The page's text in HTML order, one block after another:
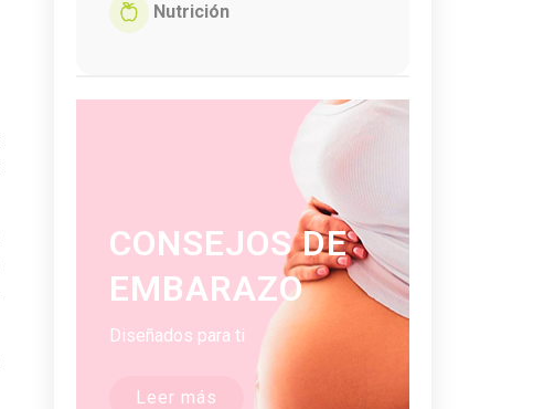
Nutrición
CONSEJOS DE
EMBARAZO
Diseñados para ti
Leer más